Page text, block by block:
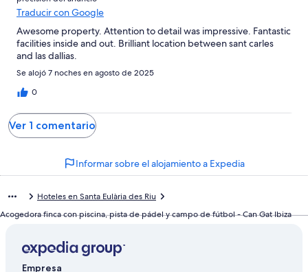
Horrible
Traducir con Google
Awesome property. Attention to detail was impressive. Fantastic
facilities inside and out. Brilliant location between sant carles
and las dallias.
Se alojó 7 noches en agosto de 2025
0
Ver 1 comentario
Informar sobre el alojamiento a Expedia
Hoteles en Santa Eulària des Riu
Acogedora finca con piscina, pista de pádel y campo de fútbol - Can Gat Ibiza
Empresa